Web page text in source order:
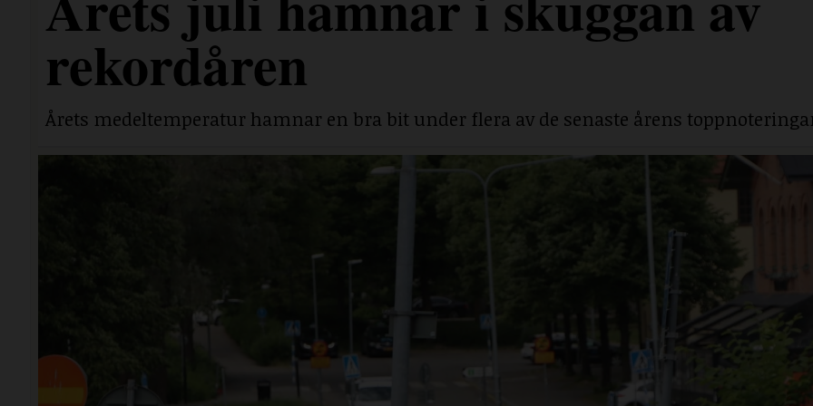
rekordåren
Årets medeltemperatur hamnar en bra bit under flera av de senaste årens